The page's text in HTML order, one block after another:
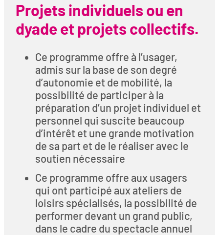
Projets individuels ou en
dyade et projets collectifs.
Ce programme offre à l’usager,
admis sur la base de son degré
d’autonomie et de mobilité, la
possibilité de participer à la
préparation d’un projet individuel et
personnel qui suscite beaucoup
d’intérêt et une grande motivation
de sa part et de le réaliser avec le
soutien nécessaire
Ce programme offre aux usagers
qui ont participé aux ateliers de
loisirs spécialisés, la possibilité de
performer devant un grand public,
dans le cadre du spectacle annuel